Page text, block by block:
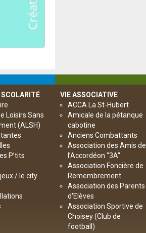
Loisirs Sans
(ALSH)
P’tits
jeux / le city
VIE ASSOCIATIVE
ACCA La St-Hubert
Amicale de la pétanque
cabotine
Anciens Combattants
Association des Amis de
l’Accordéon "3A"
Association Foncière de
Remembrement
Association des Parents
d'Elèves
Association Sportive de
Choisey (Club de
football)